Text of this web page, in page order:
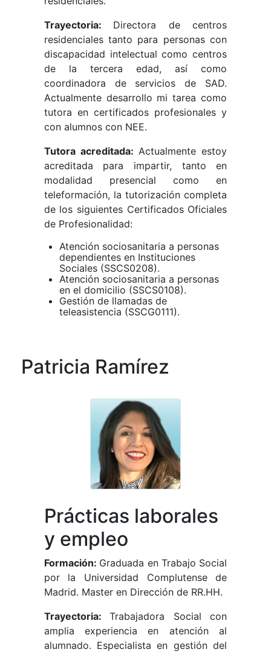
Trayectoria: Directora de centros
residenciales tanto para personas con
discapacidad intelectual como centros
de la tercera edad, así como
coordinadora de servicios de SAD.
Actualmente desarrollo mi tarea como
tutora en certificados profesionales y
con alumnos con NEE.
Tutora acreditada: Actualmente estoy
acreditada para impartir, tanto en
modalidad presencial como en
teleformación, la tutorización completa
de los siguientes Certificados Oficiales
de Profesionalidad:
Atención sociosanitaria a personas
dependientes en Instituciones
Sociales (SSCS0208).
Atención sociosanitaria a personas
en el domicilio (SSCS0108).
Gestión de llamadas de
teleasistencia (SSCG0111).
Patricia Ramírez
Prácticas laborales
y empleo
Formación: Graduada en Trabajo Social
por la Universidad Complutense de
Madrid. Master en Dirección de RR.HH.
Trayectoria:Trabajadora Social con
amplia experiencia en atención al
alumnado. Especialista en gestión del